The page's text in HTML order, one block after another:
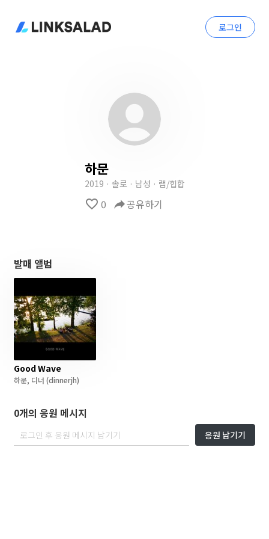
로그인
하문
2019 · 솔로 · 남성 · 랩/힙합
favorite_border 0 reply공유하기
발매 앨범
Good Wave
하문, 디너 (dinnerjh)
0개의 응원 메시지
응원 남기기